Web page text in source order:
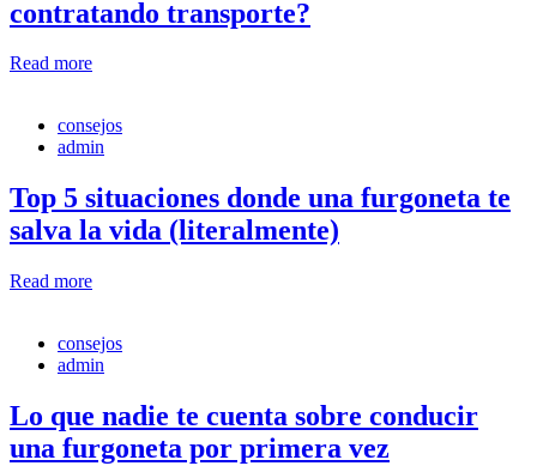
contratando transporte?
Read more
consejos
admin
Top 5 situaciones donde una furgoneta te
salva la vida (literalmente)
Read more
consejos
admin
Lo que nadie te cuenta sobre conducir
una furgoneta por primera vez